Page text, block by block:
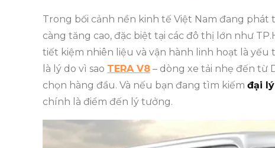
Trong bối cảnh nền kinh tế Việt Nam đang
càng tăng cao, đặc biệt tại các đô thị lớn như
tiết kiệm nhiên liệu và vận hành linh hoạt là yếu
là lý do vì sao TERA V8 – dòng xe tải nhẹ đến từ
chọn hàng đầu. Và nếu bạn đang tìm kiếm đại lý
chính là điểm đến lý tưởng.